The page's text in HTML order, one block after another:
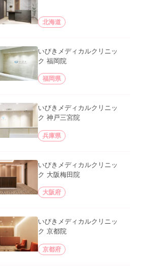
北海道
いびきメディカルクリニッ
ク 福岡院
福岡県
いびきメディカルクリニッ
ク 神戸三宮院
兵庫県
いびきメディカルクリニッ
ク 大阪梅田院
大阪府
いびきメディカルクリニッ
ク 京都院
京都府